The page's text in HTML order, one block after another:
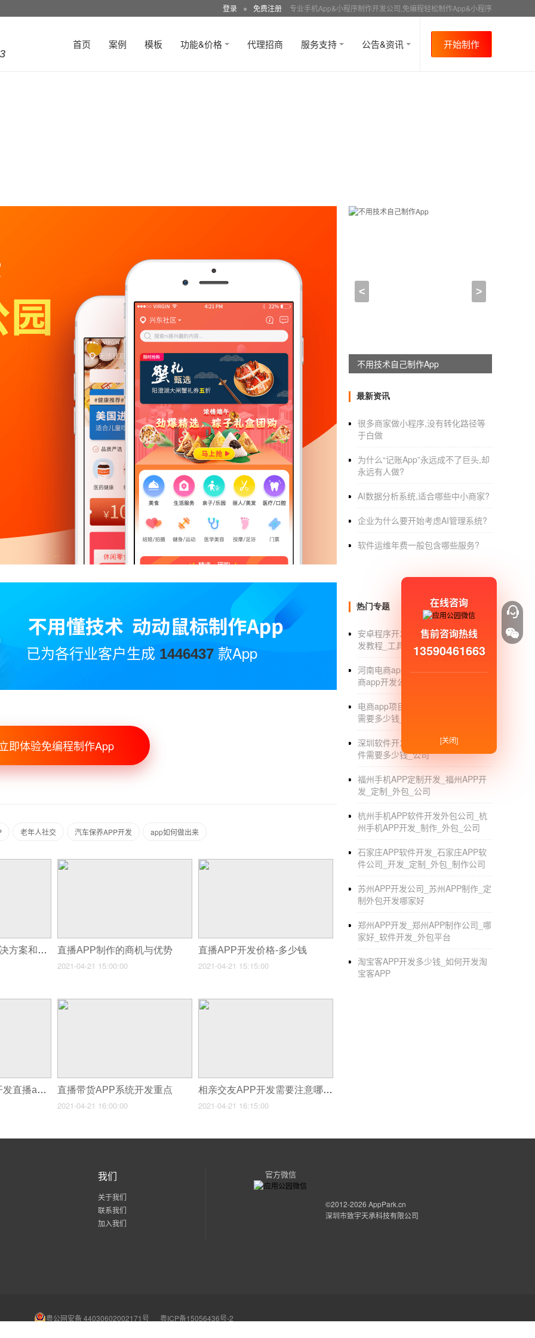
登录 ● 免费注册 专业手机App&小程序制作开发公司,免编程轻松制作App&小程序
首页 案例 模板 功能&价格 代理招商 服务支持 公告&资讯 开始制作
2021-03-02 18:30:00
看你程序的复杂程度。
2、纯单机，不依赖后台，内无应用购买
3、复杂的前后台APP，至少8W起，而
成，需要牛逼的团队，价格在10W~20W之间
谢谢
做一个App,前后都包括,得多少钱_制作一
开发一个app大概需要多少钱
2.app开发一般都得定制，不是成品也不
3.程序员数量乘以月平均工资乘以开发工
总之，这是简单的计算方式了，希望可
网！
开发一个婚恋app软件需要多少钱和
婚恋APP开发时间
关于婚恋APP软件需要多少钱这个问题
的不错，您可以到网上搜一下。如果您预算
开发一个APP大概需要多少钱
10万以上吧，5w行代码。听别人说的。
你算吧三个月每个工程师后端的ios
安卓，一个人15k，2个人3w。
之后测试申请上线。
看你能扛多长时间了。开发一个app需要多少
1.app开发需求大小，越大费用越高。
2.app开发一般都得定制，不是成品也不是批
已为各行业客户生成 1446437 款App
即体验免编程制作App
老年人社交 汽车保养APP开发 app如何做出来
盲人按摩app开发解决方案和流程 直播APP制作的商机与优势
2021-04-21 15:00:00
直播APP开发价格-多少钱
2021-04-21 15:15:00
直播APP开发公司开发直播app需要多少钱 直播带货APP系统开发重点
2021-04-21 16:00:00
相亲交友APP开发需要注意哪些细节？
2021-04-21 16:15:00
< >
不用技术自己制作App
最新资讯
很多商家做小程序,没有转化路径等
于白做
为什么“记账App”永远成不了巨头,却
永远有人做?
AI数据分析系统,适合哪些中小商家?
企业为什么要开始考虑AI管理系统?
软件运维年费一般包含哪些服务?
热门专题
安卓程序开发_手机安卓程序应用开
发教程_工具_入门教程
河南电商app开发公司_河南移动电
商app开发公司有哪些_价格
电商app项目开发_电商app项目开发
需要多少钱_价格
深圳软件开发_深圳开发手机APP软
件需要多少钱_公司
福州手机APP定制开发_福州APP开
发_定制_外包_公司
杭州手机APP软件开发外包公司_杭
州手机APP开发_制作_外包_公司
石家庄APP软件开发_石家庄APP软
件公司_开发_定制_外包_制作公司
苏州APP开发公司_苏州APP制作_定
制外包开发哪家好
郑州APP开发_郑州APP制作公司_哪
家好_软件开发_外包平台
淘宝客APP开发多少钱_如何开发淘
宝客APP
我们
关于我们
联系我们
加入我们
官方微信
©2012-2026 AppPark.cn
深圳市致宇天承科技有限公司
粤公网安备 44030602002171号 粤ICP备15056436号-2
在线咨询
售前咨询热线
13590461663
[关闭]